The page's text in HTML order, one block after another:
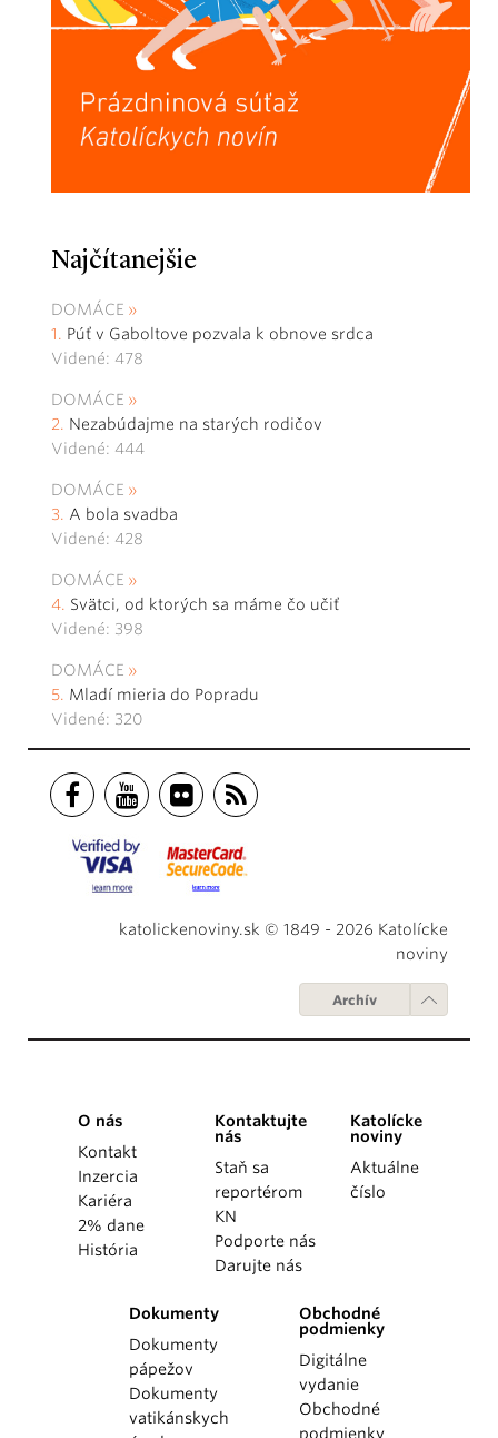
Najčítanejšie
DOMÁCE
Púť v Gaboltove pozvala k obnove srdca
Videné: 478
DOMÁCE
Nezabúdajme na starých rodičov
Videné: 444
DOMÁCE
A bola svadba
Videné: 428
DOMÁCE
Svätci, od ktorých sa máme čo učiť
Videné: 398
DOMÁCE
Mladí mieria do Popradu
Videné: 320
katolickenoviny.sk © 1849 - 2026 Katolícke
noviny
Archív
O nás
Kontakt
Inzercia
Kariéra
2% dane
História
Kontaktujte
nás
Staň sa
reportérom
KN
Podporte nás
Darujte nás
Katolícke
noviny
Aktuálne
číslo
Dokumenty
Dokumenty
pápežov
Dokumenty
vatikánskych
Obchodné
podmienky
Digitálne
vydanie
Obchodné
podmienky